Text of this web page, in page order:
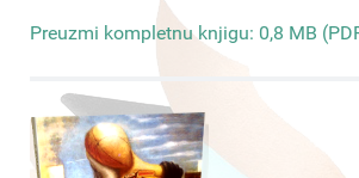
Preuzmi kompletnu knjigu: 0,8 MB